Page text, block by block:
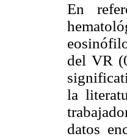
En
del VR
la
datos